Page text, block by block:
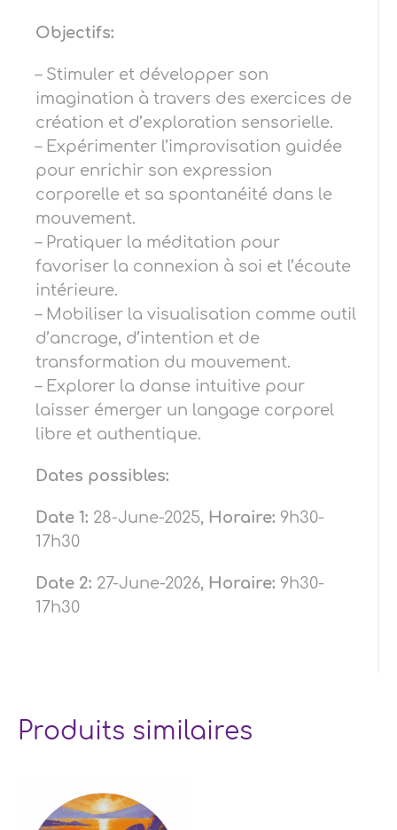
Objectifs:
– Stimuler et développer son
imagination à travers des exercices de
création et d’exploration sensorielle.
– Expérimenter l’improvisation guidée
pour enrichir son expression
corporelle et sa spontanéité dans le
mouvement.
– Pratiquer la méditation pour
favoriser la connexion à soi et l’écoute
intérieure.
– Mobiliser la visualisation comme outil
d’ancrage, d’intention et de
transformation du mouvement.
– Explorer la danse intuitive pour
laisser émerger un langage corporel
libre et authentique.
Dates possibles:
Date 1: 28-June-2025, Horaire: 9h30-
17h30
Date 2: 27-June-2026, Horaire: 9h30-
17h30
Produits similaires